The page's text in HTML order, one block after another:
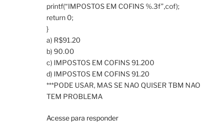
printf(“IMPOSTOS EM COFINS %.3f”,cof);
return 0;
}
a) R$91.20
b) 90.00
c) IMPOSTOS EM COFINS 91.200
d) IMPOSTOS EM COFINS 91.20
***PODE USAR, MAS SE NAO QUISER TBM NAO
TEM PROBLEMA
Acesse para responder